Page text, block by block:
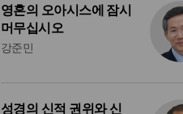
영혼의 오아시스에 잠시
머무십시오
강준민
성경의 신적 권위와 신